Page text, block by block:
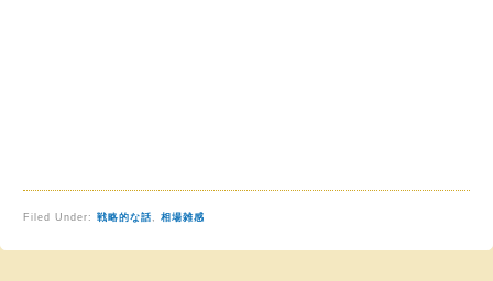
Filed Under: 戦略的な話 , 相場雑感